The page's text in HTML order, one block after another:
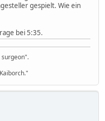
gespielt. Wie ein
bei 5:35.
surgeon".